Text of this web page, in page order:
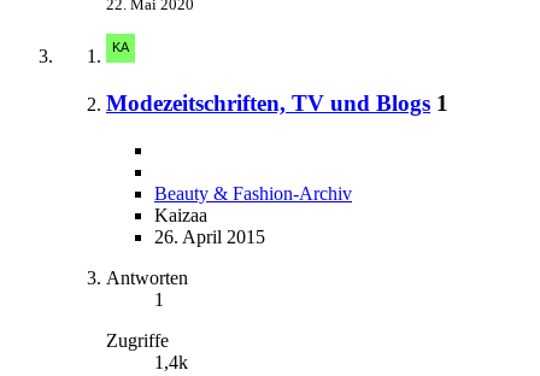
22. Mai 2020
Modezeitschriften, TV und Blogs 1
Beauty & Fashion-Archiv
Kaizaa
26. April 2015
Antworten
1
Zugriffe
1,4k